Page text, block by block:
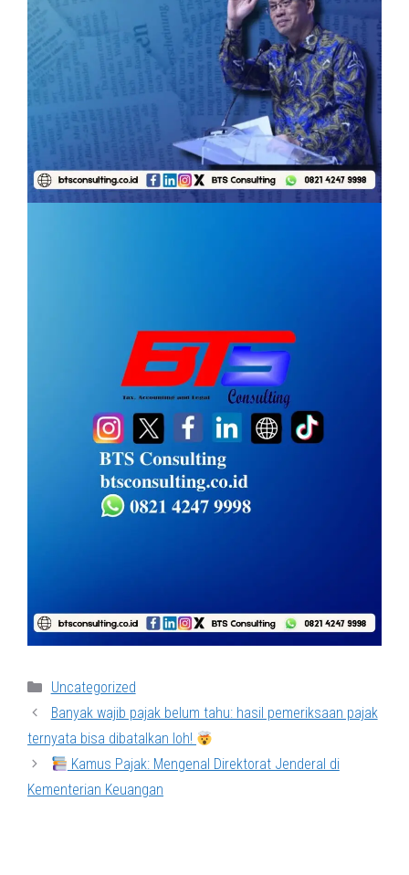
Categories
Uncategorized
Banyak wajib pajak belum tahu: hasil pemeriksaan pajak
ternyata bisa dibatalkan loh!
Kamus Pajak: Mengenal Direktorat Jenderal di
Kementerian Keuangan